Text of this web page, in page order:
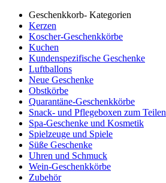
Geschenkkorb- Kategorien
Kerzen
Koscher-Geschenkkörbe
Kuchen
Kundenspezifische Geschenke
Luftballons
Neue Geschenke
Obstkörbe
Quarantäne-Geschenkkörbe
Snack- und Pflegeboxen zum Teilen
Spa-Geschenke und Kosmetik
Spielzeuge und Spiele
Süße Geschenke
Uhren und Schmuck
Wein-Geschenkkörbe
Zubehör